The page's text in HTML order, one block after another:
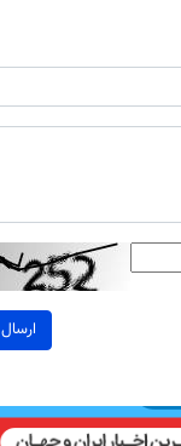
ارسال